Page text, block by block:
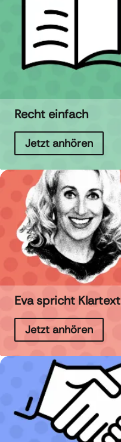
Recht einfach
Jetzt anhören
Eva spricht Klartext
Jetzt anhören